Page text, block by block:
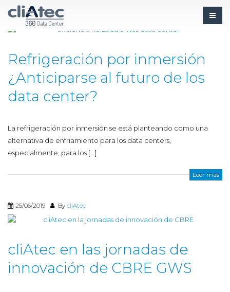
18/07/2019 By
Refrigeración por inmersión
¿Anticiparse al futuro de los
data center?
La refrigeración por inmersión se está planteando como una
alternativa de enfriamiento para los data centers,
especialmente, para los […]
Leer más
25/06/2019 BycliAtec
cliAtec en las jornadas de
innovación de CBRE GWS